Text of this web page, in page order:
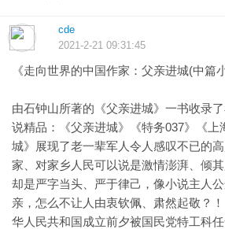
cde
2021-2-21 09:31:45
《走向世界的中国作家：父亲进城(中篇
由石钟山所著的《父亲进城》一书收录
说精品：《父亲进城》《特务037》《上
城》展现了老一辈军人令人感叹不已的
家、对家乡人民可以说是激情澎湃、倾
却是严字当头、严于律己，像小说主人
亲，怎么不让人由衷钦佩、肃然起敬？
华人民共和国成立前夕被国民党特工科